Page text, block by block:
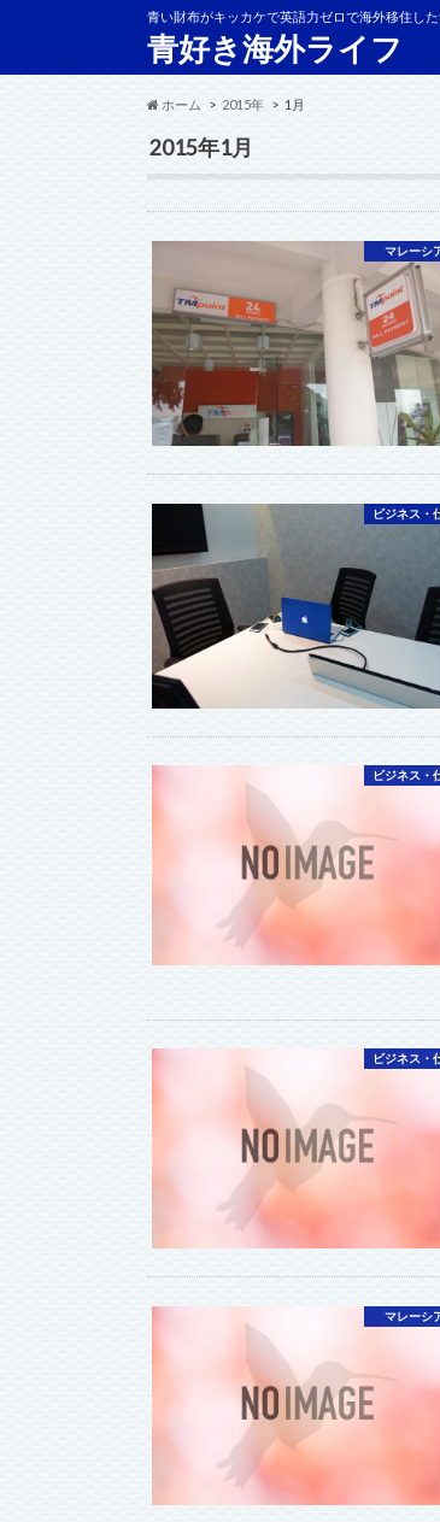
青い財布がキッカケで英語力ゼロで海外移住し
青好き海外ライフ
ホーム 2015年 1月
2015年1月
マレーシ
ビジネス・
ビジネス・
ビジネス・
マレーシ